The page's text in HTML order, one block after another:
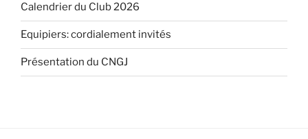
Calendrier du Club 2026
Equipiers: cordialement invités
Présentation du CNGJ